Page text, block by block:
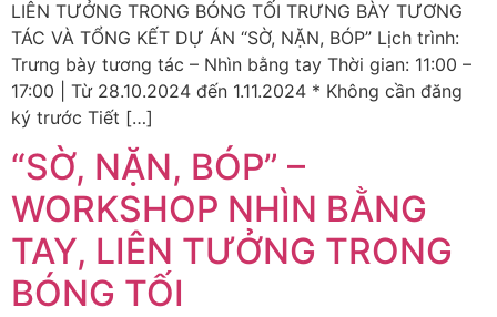
LIÊN TƯỞNG TRONG BÓNG TỐI TRƯNG BÀY TƯƠNG
TÁC VÀ TỔNG KẾT DỰ ÁN “SỜ, NẶN, BÓP” Lịch trình:
Trưng bày tương tác – Nhìn bằng tay Thời gian: 11:00 –
17:00 | Từ 28.10.2024 đến 1.11.2024 * Không cần đăng
ký trước Tiết […]
“SỜ, NẶN, BÓP” –
WORKSHOP NHÌN BẰNG
TAY, LIÊN TƯỞNG TRONG
BÓNG TỐI